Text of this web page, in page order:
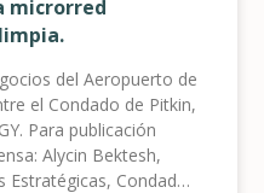
microrred
del Aeropuerto de
el Condado de Pitkin,
Para publicación
Alycin Bektesh,
Estratégicas, Condado